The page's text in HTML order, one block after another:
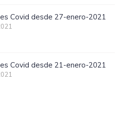
Covid desde 27-enero-2021
Covid desde 21-enero-2021